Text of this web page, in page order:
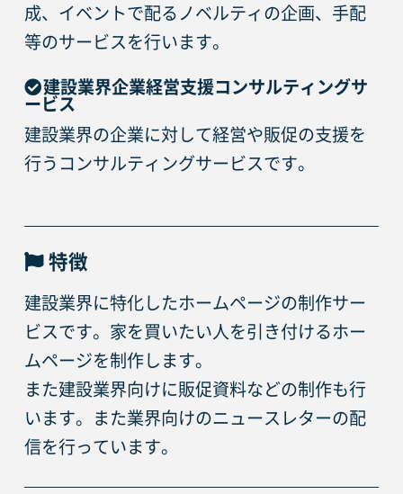
成、イベントで配るノベルティの企画、手配
等のサービスを行います。
建設業界企業経営支援コンサルティングサ
ービス
建設業界の企業に対して経営や販促の支援を
行うコンサルティングサービスです。
特徴
建設業界に特化したホームページの制作サー
ビスです。家を買いたい人を引き付けるホー
ムページを制作します。
また建設業界向けに販促資料などの制作も行
います。また業界向けのニュースレターの配
信を行っています。